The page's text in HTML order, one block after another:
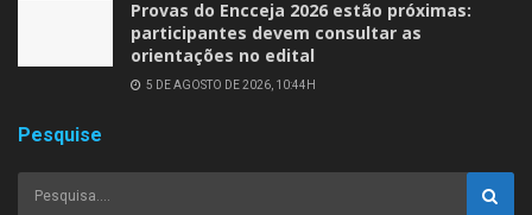
Provas do Encceja 2026 estão próximas:
participantes devem consultar as
orientações no edital
5 DE AGOSTO DE 2026, 10:44H
Pesquise